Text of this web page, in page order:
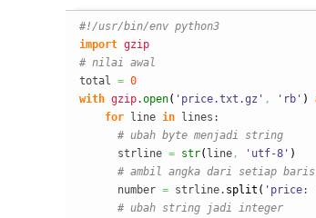
#!/usr/bin/env python3
import gzip
# nilai awal
total = 0
with gzip.open( 'price.txt.gz' , 'rb' )
for line in lines:
# ubah byte menjadi string
      strline
= str( line, 'utf-8' )
# ambil angka dari setiap
      number
= strline. split ( 'price:
# ubah string jadi integer